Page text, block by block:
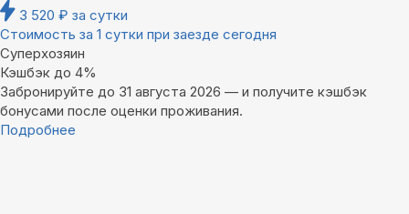
3 520 ₽ за сутки
Стоимость за 1 сутки при заезде сегодня
Суперхозяин
Кэшбэк до 4%
Забронируйте до 31 августа 2026 — и получите кэшбэк
бонусами после оценки проживания.
Подробнее